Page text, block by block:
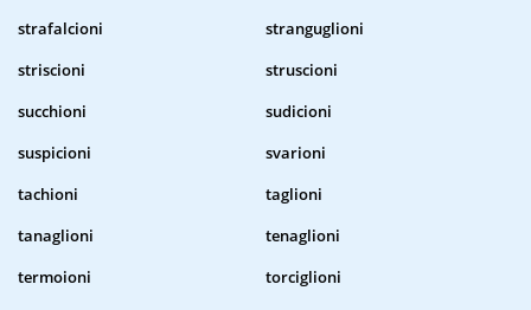
strafalcioni
stranguglioni
striscioni
struscioni
succhioni
sudicioni
suspicioni
svarioni
tachioni
taglioni
tanaglioni
tenaglioni
termoioni
torciglioni